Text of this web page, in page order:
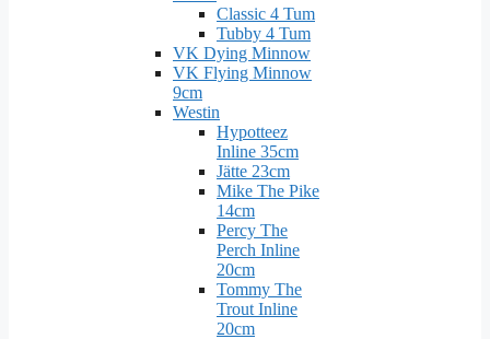
Classic 4 Tum
Tubby 4 Tum
VK Dying Minnow
VK Flying Minnow
9cm
Westin
Hypotteez
Inline 35cm
Jätte 23cm
Mike The Pike
14cm
Percy The
Perch Inline
20cm
Tommy The
Trout Inline
20cm